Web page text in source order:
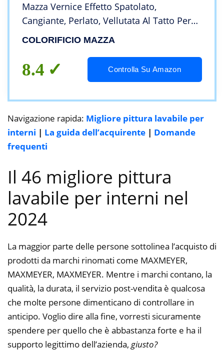
Mazza Vernice Effetto Spatolato,
Cangiante, Perlato, Vellutata Al Tatto Per
Pareti Interne Colorata (Grigio Avio1
COLORIFICIO MAZZA
8.4 Controlla Su Amazon
Navigazione rapida: Migliore pittura lavabile per
interni | La guida dell’acquirente | Domande
frequenti
Il 46 migliore pittura
lavabile per interni nel
2024
La maggior parte delle persone sottolinea l’acquisto di
prodotti da marchi rinomati come MAXMEYER,
MAXMEYER, MAXMEYER. Mentre i marchi contano, la
qualità, la durata, il servizio post-vendita è qualcosa
che molte persone dimenticano di controllare in
anticipo. Voglio dire alla fine, vorresti sicuramente
spendere per quello che è abbastanza forte e ha il
supporto legittimo dell’azienda, giusto?